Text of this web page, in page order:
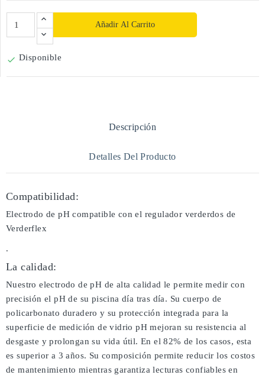
Añadir Al Carrito
 Disponible
Descripción
Detalles Del Producto
Compatibilidad:
Electrodo de pH compatible con el regulador verderdos de
Verderflex
.
La calidad:
Nuestro electrodo de pH de alta calidad le permite medir con
precisión el pH de su piscina día tras día. Su cuerpo de
policarbonato duradero y su protección integrada para la
superficie de medición de vidrio pH mejoran su resistencia al
desgaste y prolongan su vida útil. En el 82% de los casos, esta
es superior a 3 años. Su composición permite reducir los costos
de mantenimiento mientras garantiza lecturas confiables en